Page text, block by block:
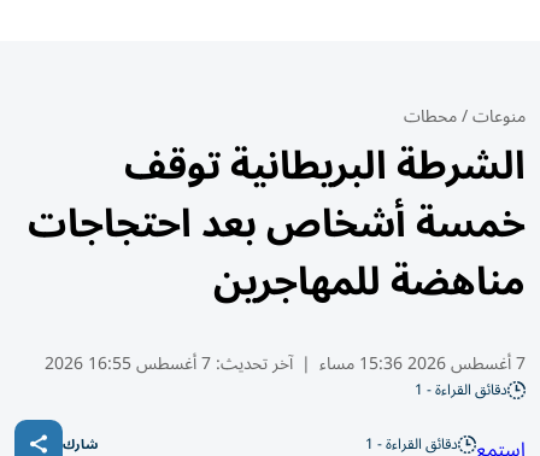
منوعات/محطات
الشرطة البريطانية توقف
خمسة أشخاص بعد احتجاجات
مناهضة للمهاجرين
7 أغسطس 2026 15:36 مساء | آخر تحديث:7 أغسطس 16:55 2026
دقائق القراءة - 1
دقائق القراءة - 1 شارك